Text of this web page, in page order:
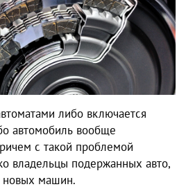
либо включается
автомобиль вообще
с такой проблемой
владельцы подержанных авто,
новых машин.